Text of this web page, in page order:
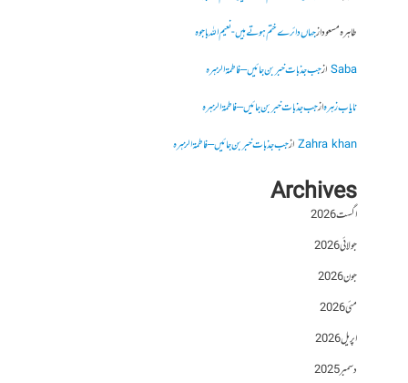
طاہرہ مسعودازجہاں دائرے ختم ہوتے ہیں- نعیم اللہ باجوہ
Sabaازجب جذبات خبر بن جائیں – فاطمۃالزہرہ
نایاب زہرہازجب جذبات خبر بن جائیں – فاطمۃالزہرہ
Zahra khanازجب جذبات خبر بن جائیں – فاطمۃالزہرہ
Archives
اگست 2026
جولائی 2026
جون 2026
مئی 2026
اپریل 2026
دسمبر 2025